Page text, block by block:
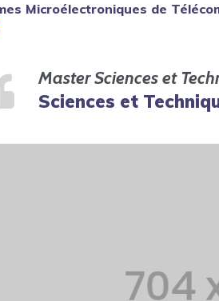
Microélectroniques de
Master Sciences et
Sciences et